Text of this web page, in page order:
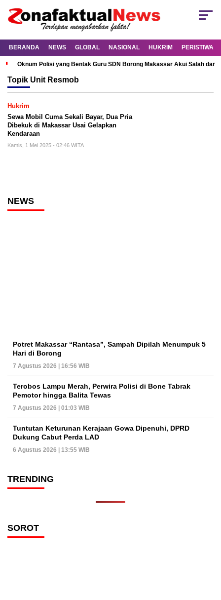
BERANDA NEWS GLOBAL NASIONAL HUKRIM PERISTIWA
Oknum Polisi yang Bentak Guru SDN Borong Makassar Akui Salah dan
Topik Unit Resmob
Hukrim
Sewa Mobil Cuma Sekali Bayar, Dua Pria
Dibekuk di Makassar Usai Gelapkan
Kendaraan
Kamis, 1 Mei 2025 - 02:46 WITA
NEWS
Potret Makassar “Rantasa”, Sampah Dipilah Menumpuk 5
Hari di Borong
7 Agustus 2026 | 16:56 WIB
Terobos Lampu Merah, Perwira Polisi di Bone Tabrak
Pemotor hingga Balita Tewas
7 Agustus 2026 | 01:03 WIB
Tuntutan Keturunan Kerajaan Gowa Dipenuhi, DPRD
Dukung Cabut Perda LAD
6 Agustus 2026 | 13:55 WIB
TRENDING
SOROT